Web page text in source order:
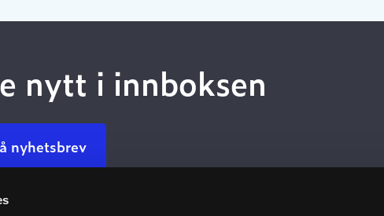
nytt i innboksen
nyhetsbrev